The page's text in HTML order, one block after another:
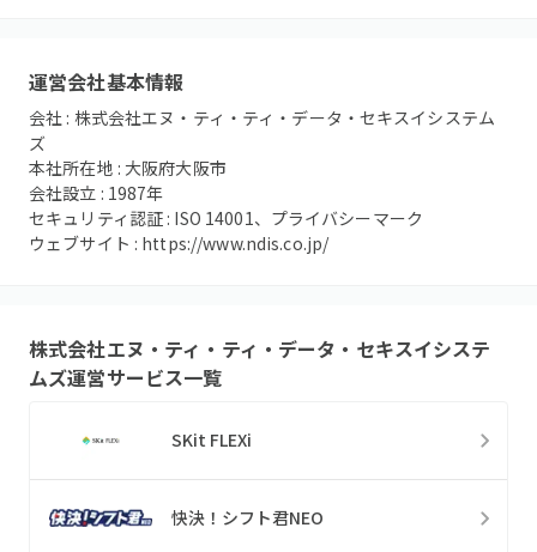
運営会社基本情報
会社 : 株式会社エヌ・ティ・ティ・データ・セキスイシステム
ズ
本社所在地 :大阪府大阪市
会社設立 : 1987年
セキュリティ認証 : ISO 14001、プライバシーマーク
ウェブサイト : https://www.ndis.co.jp/
株式会社エヌ・ティ・ティ・データ・セキスイシステ
ムズ運営サービス一覧
SKit FLEXi
快決！シフト君NEO